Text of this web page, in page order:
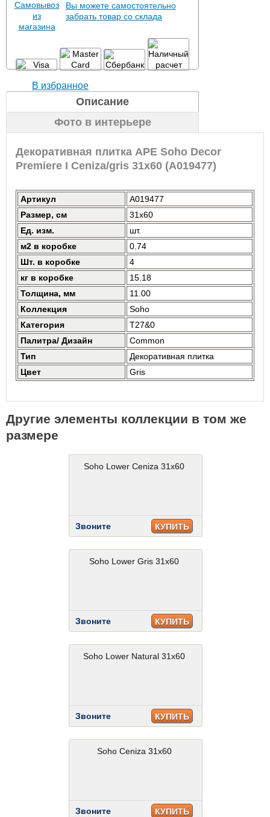
Вы можете самостоятельно
забрать товар со склада
В избранное
Описание
Фото в интерьере
Декоративная плитка APE Soho Decor
Premiere I Ceniza/gris 31x60 (A019477)
Артикул
A019477
Размер, см
31x60
Ед. изм.
шт.
м2 в коробке
0.74
Шт. в коробке
4
кг в коробке
15.18
Толщина, мм
11.00
Коллекция
Soho
Категория
T27&0
Палитра/ Дизайн
Common
Тип
Декоративная плитка
Цвет
Gris
Другие элементы коллекции в том же
размере
Soho Lower Ceniza 31x60
Звоните КУПИТЬ
Soho Lower Gris 31x60
Звоните КУПИТЬ
Soho Lower Natural 31x60
Звоните КУПИТЬ
Soho Ceniza 31x60
Звоните КУПИТЬ